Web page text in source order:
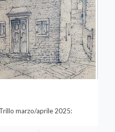
marzo/aprile 2025: